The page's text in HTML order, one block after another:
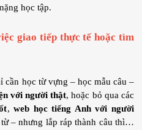
học tập.
giao tiếp thực tế hoặc tìm
cần học từ vựng – học mẫu câu –
với người thật
, web học tiếng Anh với người
– nhưng lắp ráp thành câu thì…